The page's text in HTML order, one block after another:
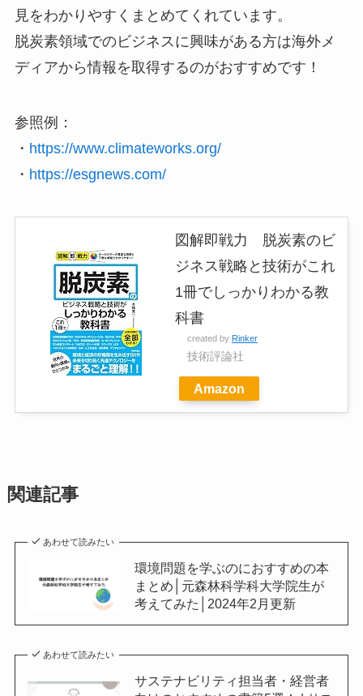
見をわかりやすくまとめてくれています。
脱炭素領域でのビジネスに興味がある方は海外メ
ディアから情報を取得するのがおすすめです！
参照例：
・ https://www.climateworks.org/
・ https://esgnews.com/
図解即戦力 脱炭素のビ
ジネス戦略と技術がこれ
1冊でしっかりわかる教
科書
created by Rinker
技術評論社
Amazon
関連記事
あわせて読みたい
環境問題を学ぶのにおすすめの本
まとめ│元森林科学科大学院生が
考えてみた│2024年2月更新
あわせて読みたい
サステナビリティ担当者・経営者